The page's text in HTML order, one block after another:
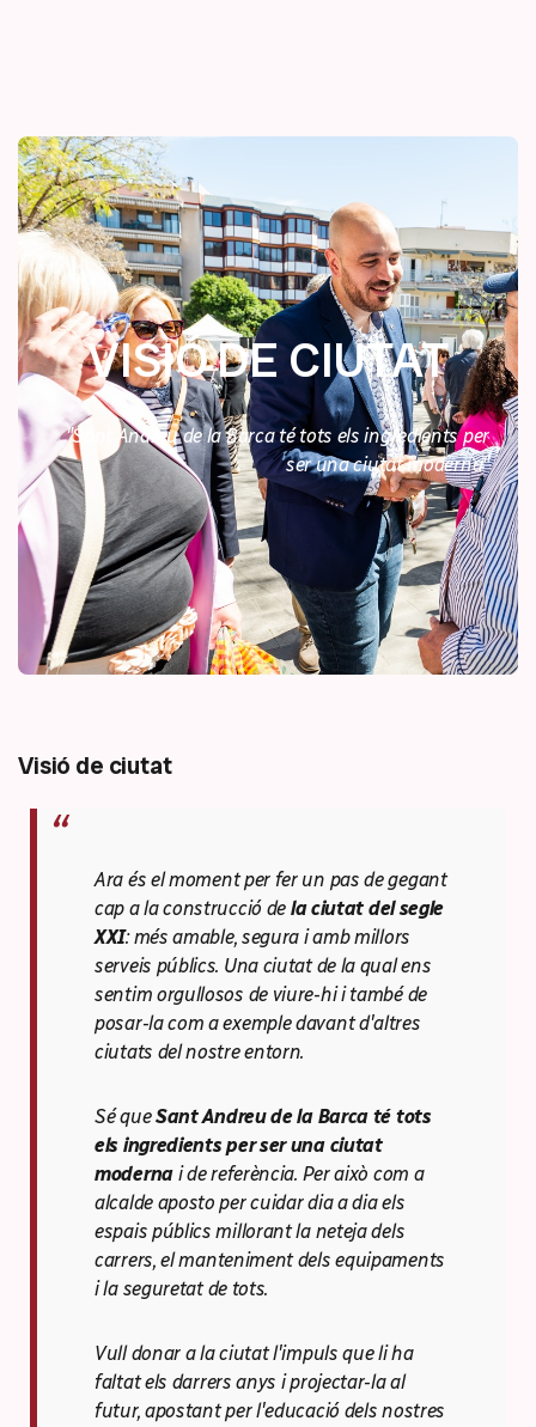
VISIÓ DE CIUTAT
"Sant Andreu de la Barca té tots els ingredients per
ser una ciutat moderna"
Visió de ciutat
Ara és el moment per fer un pas de gegant
cap a la construcció de la ciutat del segle
XXI: més amable, segura i amb millors
serveis públics. Una ciutat de la qual ens
sentim orgullosos de viure-hi i també de
posar-la com a exemple davant d'altres
ciutats del nostre entorn.
Sé queSant Andreu de la Barca té tots
els ingredients per ser una ciutat
modernai de referència. Per això com a
alcalde aposto per cuidar dia a dia els
espais públics millorant la neteja dels
carrers, el manteniment dels equipaments
i la seguretat de tots.
Vull donar a la ciutat l'impuls que li ha
faltat els darrers anys i projectar-la al
futur, apostant per l'educació dels nostres